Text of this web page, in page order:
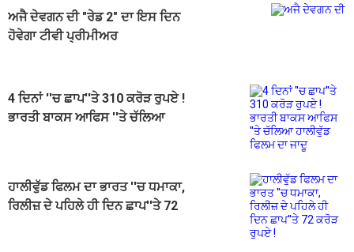
ਅਜੈ ਦੇਵਗਨ ਦੀ "ਰੇਡ 2" ਦਾ ਇਸ ਦਿਨ
ਹੋਵੇਗਾ ਟੀਵੀ ਪ੍ਰੀਮੀਅਰ
4 ਦਿਨਾਂ ''ਚ ਛਾਪ''ਤੇ 310 ਕਰੋੜ ਰੁਪਏ !
ਭਾਰਤੀ ਬਾਕਸ ਆਫਿਸ ''ਤੇ ਚੱਲਿਆ
ਹਾਲੀਵੁੱਡ ਫਿਲਮ ਦਾ ਭਾਰਤ ''ਚ ਧਮਾਕਾ,
ਰਿਲੀਜ਼ ਦੇ ਪਹਿਲੇ ਹੀ ਦਿਨ ਛਾਪ''ਤੇ 72